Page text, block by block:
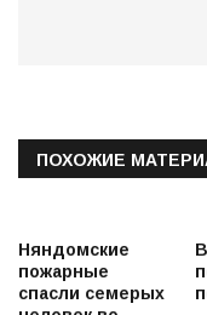
ПОХОЖИЕ
Няндомские
пожарные
спасли семерых